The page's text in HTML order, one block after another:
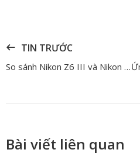
TIN TRƯỚC
So sánh Nikon Z6 III và Nikon Zf – Đâu là chiếc máy tốt nhất cho người dùng phổ thông
Bài viết liên quan